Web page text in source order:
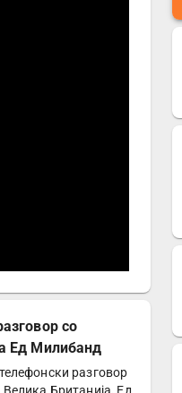
со
Ед Милибанд
разговор